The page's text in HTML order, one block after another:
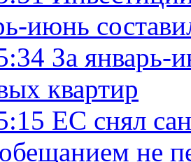
июнь
За январь-
квартир
ЕС снял
не